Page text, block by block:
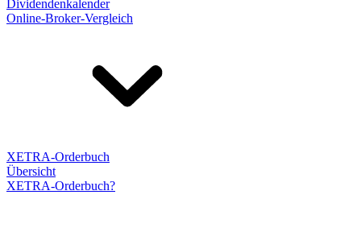
Dividendenkalender
Online-Broker-Vergleich
XETRA-Orderbuch
Übersicht
XETRA-Orderbuch?